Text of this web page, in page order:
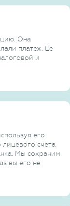
Она
платеж. Ее
и
его
счета
Мы сохраним
вы его не